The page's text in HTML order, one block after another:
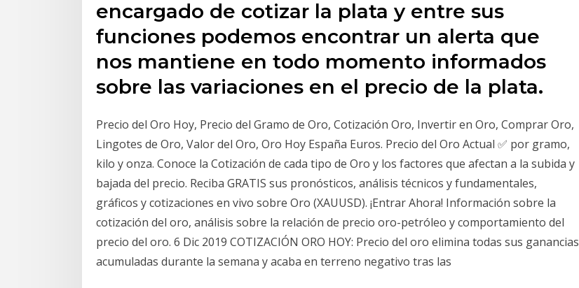
encargado de cotizar la plata y entre sus
funciones podemos encontrar un alerta que
nos mantiene en todo momento informados
sobre las variaciones en el precio de la plata.
Precio del Oro Hoy, Precio del Gramo de Oro, Cotización Oro, Invertir en Oro, Comprar Oro,
Lingotes de Oro, Valor del Oro, Oro Hoy España Euros. Precio del Oro Actual ✅ por gramo,
kilo y onza. Conoce la Cotización de cada tipo de Oro y los factores que afectan a la subida y
bajada del precio. Reciba GRATIS sus pronósticos, análisis técnicos y fundamentales,
gráficos y cotizaciones en vivo sobre Oro (XAUUSD). ¡Entrar Ahora! Información sobre la
cotización del oro, análisis sobre la relación de precio oro-petróleo y comportamiento del
precio del oro. 6 Dic 2019 COTIZACIÓN ORO HOY: Precio del oro elimina todas sus ganancias
acumuladas durante la semana y acaba en terreno negativo tras las